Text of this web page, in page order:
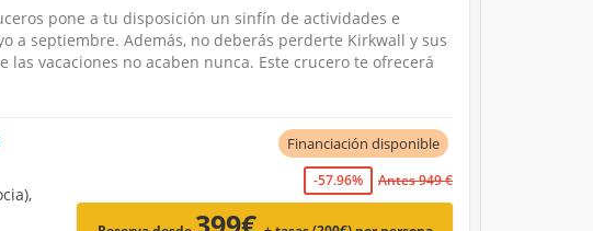
pone a tu disposición un sinfín de actividades e
a septiembre. Además, no deberás perderte Kirkwall y sus
vacaciones no acaben nunca. Este crucero te ofrecerá
Financiación disponible
-57.96% Antes 949 €